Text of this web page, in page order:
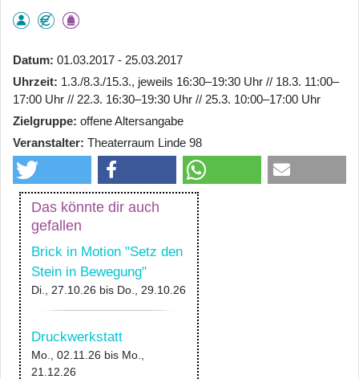
Datum 01.03.2017 - 25.03.2017
Uhrzeit 1.3./8.3./15.3., jeweils 16:30–19:30 Uhr // 18.3. 11:00–
17:00 Uhr // 22.3. 16:30–19:30 Uhr // 25.3. 10:00–17:00 Uhr
Zielgruppe offene Altersangabe
Veranstalter Theaterraum Linde 98
Das könnte dir auch
gefallen
Brick in Motion "Setz den
Stein in Bewegung"
Di., 27.10.26 bis Do., 29.10.26
Druckwerkstatt
Mo., 02.11.26 bis Mo.,
21.12.26